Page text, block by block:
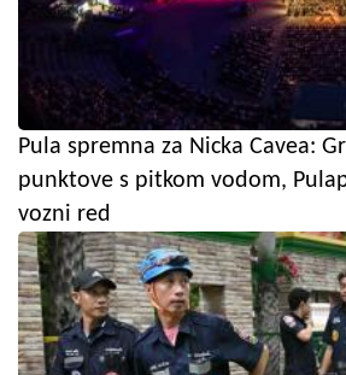
Pula spremna za Nicka Cavea:
punktove s pitkom vodom,
vozni red